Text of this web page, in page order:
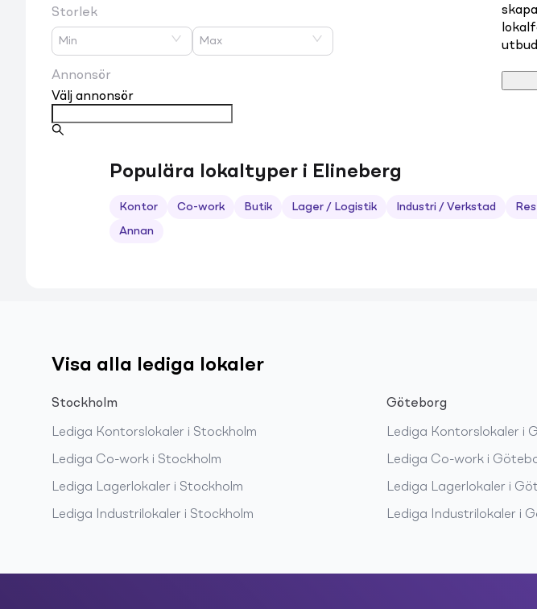
Storlek
Min Max
Annonsör
Välj annonsör
Populära lokaltyper i Elineberg
Kontor Co-work Butik Lager / Logistik Industri / Verkstad
Annan
Visa alla lediga lokaler
Stockholm
Lediga Kontorslokaler i Stockholm
Lediga Co-work i Stockholm
Lediga Lagerlokaler i Stockholm
Lediga Industrilokaler i Stockholm
Göteborg
Lediga Kontorslokaler i
Lediga Co-work i
Lediga Lagerlokaler i
Lediga Industrilokaler i